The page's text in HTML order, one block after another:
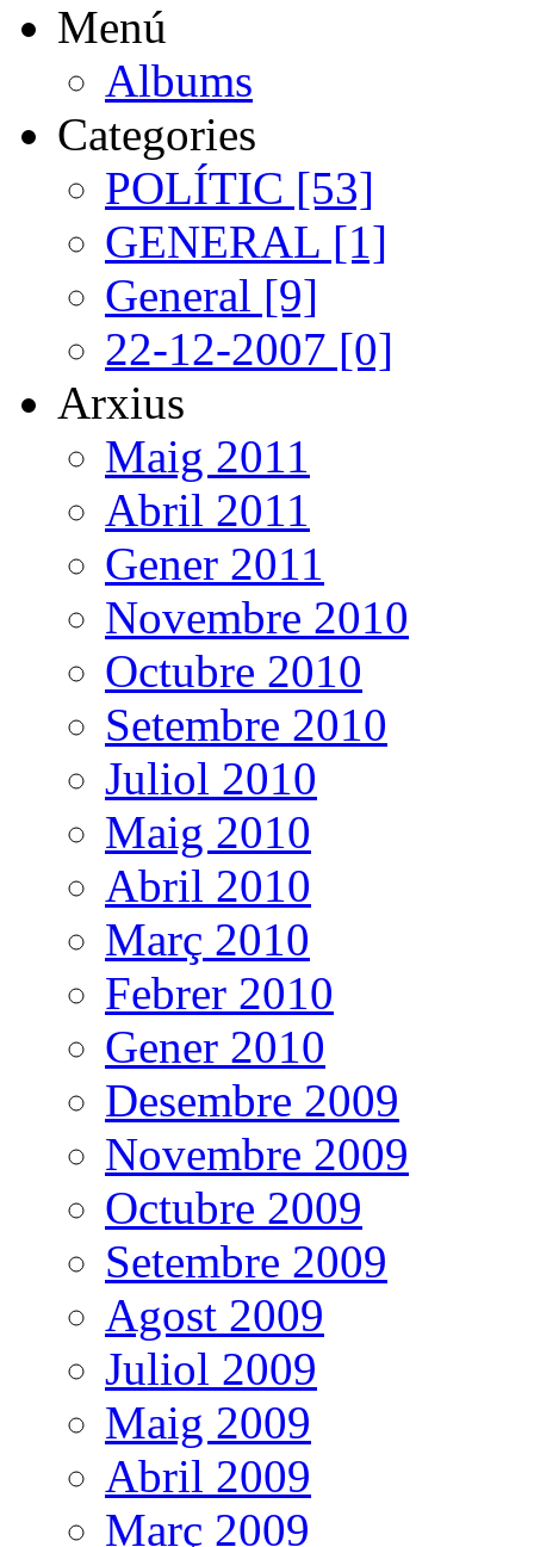
Menú
Albums
Categories
POLÍTIC [53]
GENERAL [1]
General [9]
22-12-2007 [0]
Arxius
Maig 2011
Abril 2011
Gener 2011
Novembre 2010
Octubre 2010
Setembre 2010
Juliol 2010
Maig 2010
Abril 2010
Març 2010
Febrer 2010
Gener 2010
Desembre 2009
Novembre 2009
Octubre 2009
Setembre 2009
Agost 2009
Juliol 2009
Maig 2009
Abril 2009
Març 2009